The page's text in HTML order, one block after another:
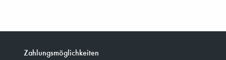
Zahlungsmöglichkeiten